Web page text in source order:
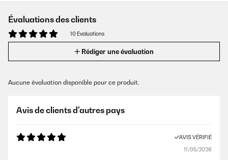
Évaluations des clients
10 Evaluations
Rédiger une évaluation
Aucune évaluation disponible pour ce produit.
Avis de clients d'autres pays
AVIS VÉRIFIÉ
11/05/2026